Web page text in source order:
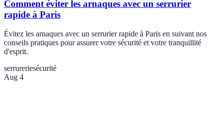
Comment éviter les arnaques avec un serrurier
rapide à Paris
Évitez les arnaques avec un serrurier rapide à Paris en suivant nos
conseils pratiques pour assurer votre sécurité et votre tranquillité
d'esprit.
serrureriesécurité
Aug 4